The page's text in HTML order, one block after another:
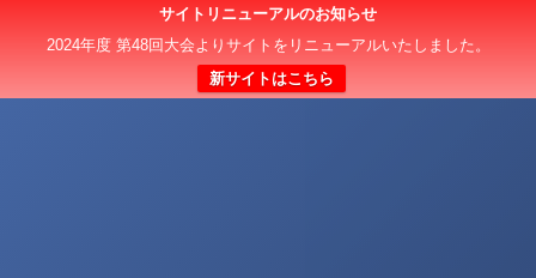
サイトリニューアルのお知らせ
2024年度 第48回大会よりサイトをリニューアルいたしました。
新サイトはこちら